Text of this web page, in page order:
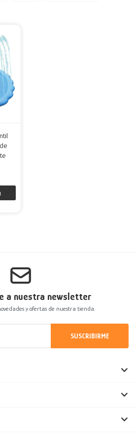
a nuestra newsletter
y ofertas de nuestra tienda.
SUSCRIBIRME